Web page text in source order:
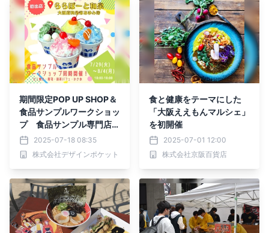
期間限定POP UP SHOP＆
食品サンプルワークショッ
プ 食品サンプル専門店
「デザインポケット」らら
ぽーと和泉に登場！
2025-07-18 08:35
株式会社デザインポケット
食と健康をテーマにした
「大阪ええもんマルシェ」
を初開催
2025-07-01 12:00
株式会社京阪百貨店